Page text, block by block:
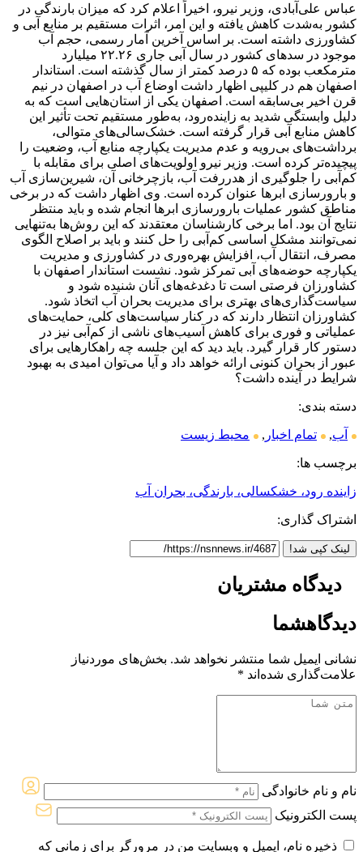
عباس علی‌آبادی، وزیر نیرو، اخیراً اعلام کرد که میزان بارندگی در
کشور به‌شدت کاهش یافته و این امر، اثرات مستقیم بر منابع آبی و
کشاورزی داشته است. بر اساس آخرین آمار رسمی، حجم آب
موجود در سدهای کشور در سال آبی جاری ۲۲.۲۶ میلیارد
مترمکعب بوده که ۵ درصد کمتر از سال گذشته است. استاندار
اصفهان هم در کلیپی اظهار داشت اوضاع آب در اصفهان در نیم
قرن اخیر بی‌سابقه است. اصفهان یکی از استان‌هایی است که به
دلیل وابستگی شدید به زاینده‌رود، به‌طور مستقیم تحت تأثیر این
کاهش منابع آبی قرار گرفته است. خشک‌سالی‌های متوالی،
برداشت‌های بی‌رویه و عدم مدیریت یکپارچه منابع آب، وضعیت را
پیچیده‌تر کرده است. وزیر نیرو اولویت‌های اصلی برای مقابله با
کم‌آبی را جلوگیری از هدررفت آب، بازچرخانی آن، شیرین‌سازی آب
و بارورسازی ابرها عنوان کرده است. وی اظهار داشت که در برخی
مناطق کشور عملیات بارورسازی ابرها انجام شده و باید منتظر
نتایج آن بود. اما برخی کارشناسان معتقدند که این روش‌ها به‌تنهایی
نمی‌توانند مشکل اساسی کم‌آبی را حل کنند و باید بر اصلاح الگوی
مصرف، انتقال آب، افزایش بهره‌وری در کشاورزی و مدیریت
یکپارچه حوضه‌های آبی تمرکز شود. نشست استاندار اصفهان با
کشاورزان فرصتی است تا دغدغه‌های آنان شنیده شود و
سیاست‌گذاری‌های بهتری برای مدیریت بحران آب اتخاذ شود.
کشاورزان انتظار دارند که در کنار سیاست‌های کلی، حمایت‌های
عملیاتی و فوری برای کاهش آسیب‌های ناشی از کم‌آبی نیز در
دستور کار قرار گیرد. باید دید که این جلسه چه راهکارهایی برای
عبور از بحران کنونی ارائه خواهد داد و آیا می‌توان امیدی به بهبود
شرایط در آینده داشت؟
دسته بندی:
آب, تمام اخبار , محیط زیست
برچسب ها:
زاینده رود، خشکسالی، بارندگی، بحران آب
اشتراک گذاری:
لینک کپی شد!
دیدگاه مشتریان
دیدگاهشما
نشانی ایمیل شما منتشر نخواهد شد. بخش‌های موردنیاز
علامت‌گذاری شده‌اند *
نام و نام خانوادگی
پست الکترونیک
ذخیره نام، ایمیل و وبسایت من در مرورگر برای زمانی که